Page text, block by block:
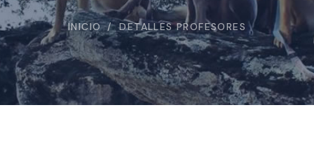
INICIO DETALLES PROFESORES